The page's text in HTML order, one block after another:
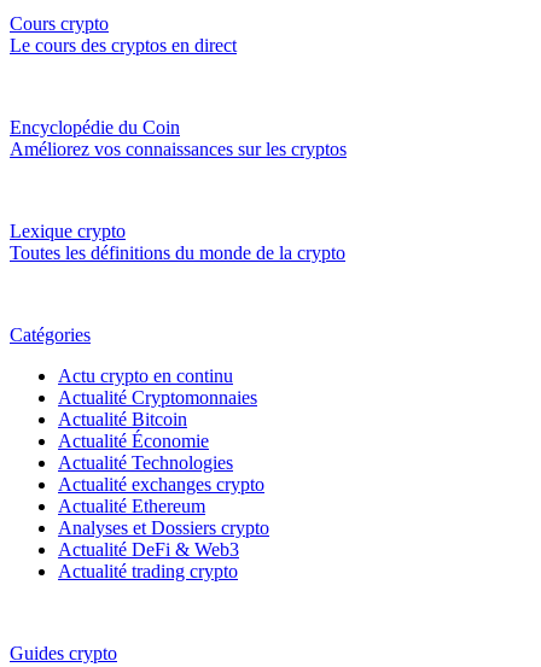
Cours crypto
Le cours des cryptos en direct
Encyclopédie du Coin
Améliorez vos connaissances sur les cryptos
Lexique crypto
Toutes les définitions du monde de la crypto
Catégories
Actu crypto en continu
Actualité Cryptomonnaies
Actualité Bitcoin
Actualité Économie
Actualité Technologies
Actualité exchanges crypto
Actualité Ethereum
Analyses et Dossiers crypto
Actualité DeFi & Web3
Actualité trading crypto
Guides crypto